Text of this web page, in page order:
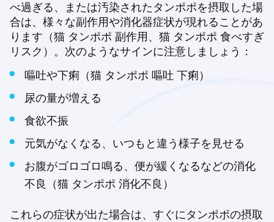
べ過ぎる、または汚染されたタンポポを摂取した場
合は、様々な副作用や消化器症状が現れることがあ
ります（猫 タンポポ 副作用、猫 タンポポ 食べすぎ
リスク）。次のようなサインに注意しましょう：
嘔吐や下痢（猫 タンポポ 嘔吐 下痢）
尿の量が増える
食欲不振
元気がなくなる、いつもと違う様子を見せる
お腹がゴロゴロ鳴る、便が緩くなるなどの消化
不良（猫 タンポポ 消化不良）
これらの症状が出た場合は、すぐにタンポポの摂取